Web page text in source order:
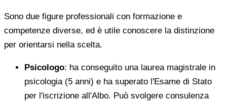
Sono due figure professionali con formazione e
competenze diverse, ed è utile conoscere la distinzione
per orientarsi nella scelta.
Psicologo: ha conseguito una laurea magistrale in
psicologia (5 anni) e ha superato l'Esame di Stato
per l'iscrizione all'Albo. Può svolgere consulenza